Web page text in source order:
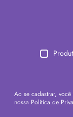
Ao se cadastrar,
nossa Política de